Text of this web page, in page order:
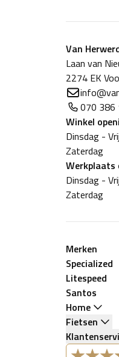
Van
Laan van
2274 EK
070 386
Winkel
Dinsdag -
Zaterdag
Werkplaats
Dinsdag -
Zaterdag
Merken
Specialized
Litespeed
Santos
Home
Fietsen